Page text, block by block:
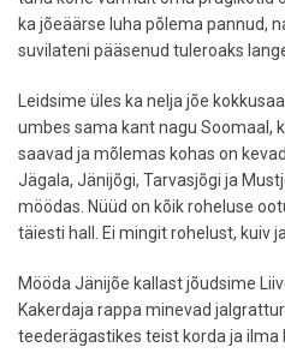
ka jõeäärse luha põlema pannud,
suvilateni pääsenud tuleroaks
Leidsime üles ka nelja jõe
umbes sama kant nagu Soomaal,
saavad ja mõlemas kohas on
Jägala, Jänijõgi, Tarvasjõgi ja
möödas. Nüüd on kõik roheluse
täiesti hall. Ei mingit rohelust, kuiv
Mööda Jänijõe kallast jõudsime
Kakerdaja rappa minevad
teederägastikes teist korda ja ilma